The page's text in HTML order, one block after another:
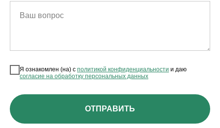
Ваш вопрос
Я ознакомлен (на) с политикой конфиденциальности и даю
согласие на обработку персональных данных
ОТПРАВИТЬ